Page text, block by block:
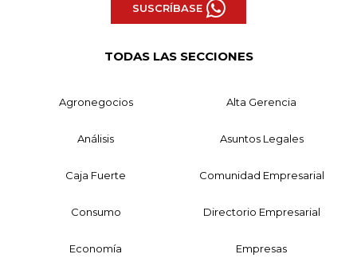
SUSCRÍBASE
TODAS LAS SECCIONES
Agronegocios Alta Gerencia
Análisis Asuntos Legales
Caja Fuerte Comunidad Empresarial
Consumo Directorio Empresarial
Economía Empresas